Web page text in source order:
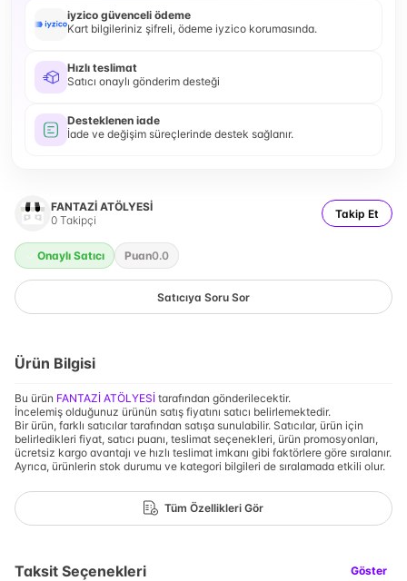
iyzico güvenceli ödeme
Kart bilgileriniz şifreli, ödeme iyzico korumasında.
Hızlı teslimat
Satıcı onaylı gönderim desteği
Desteklenen iade
İade ve değişim süreçlerinde destek sağlanır.
FANTAZİ ATÖLYESİ
0 Takipçi Takip Et
Onaylı Satıcı Puan0.0
Satıcıya Soru Sor
Ürün Bilgisi
Bu ürün FANTAZİ ATÖLYESİ tarafından gönderilecektir.
İncelemiş olduğunuz ürünün satış fiyatını satıcı belirlemektedir.
Bir ürün, farklı satıcılar tarafından satışa sunulabilir. Satıcılar, ürün için
belirledikleri fiyat, satıcı puanı, teslimat seçenekleri, ürün promosyonları,
ücretsiz kargo avantajı ve hızlı teslimat imkanı gibi faktörlere göre sıralanır.
Ayrıca, ürünlerin stok durumu ve kategori bilgileri de sıralamada etkili olur.
Tüm Özellikleri Gör
Taksit Seçenekleri Göster